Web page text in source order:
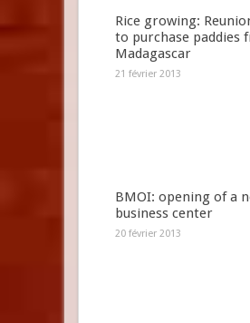
Rice growing:
to purchase paddies
Madagascar
21 février 2013
BMOI: opening of a
business center
20 février 2013